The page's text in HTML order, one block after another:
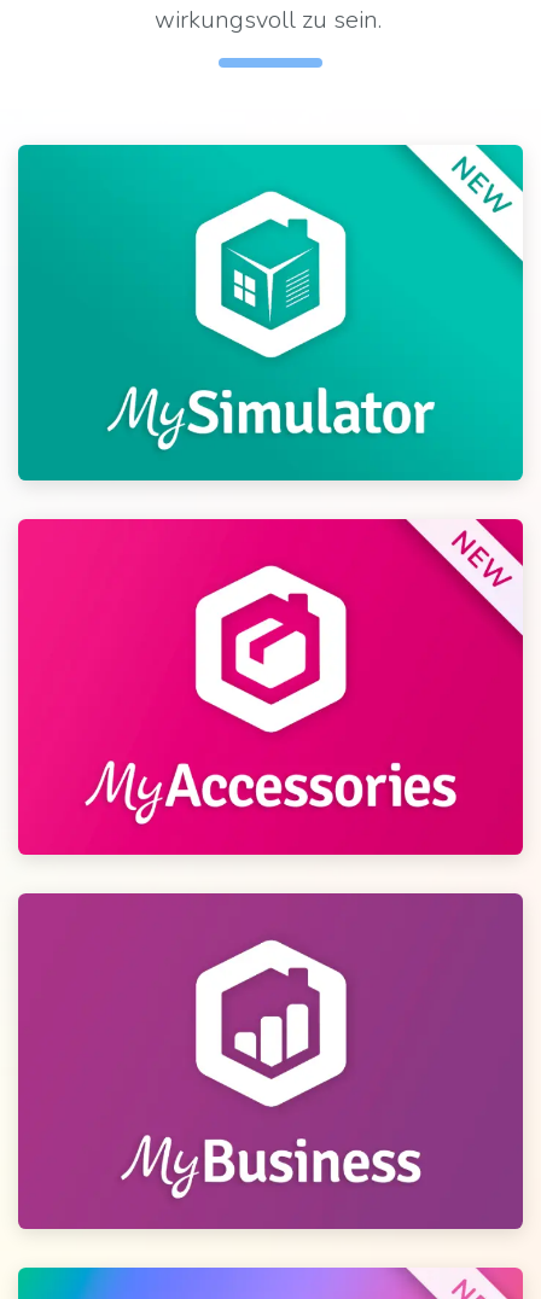
wirkungsvoll zu sein.